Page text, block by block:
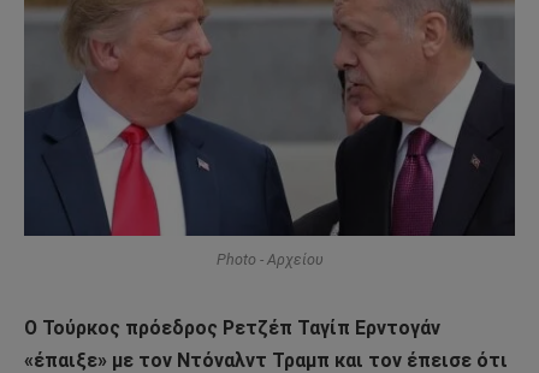
Photo - Αρχείου
Ο Τούρκος πρόεδρος Ρετζέπ Ταγίπ Ερντογάν
«έπαιξε» με τον Ντόναλντ Τραμπ και τον έπεισε ότι